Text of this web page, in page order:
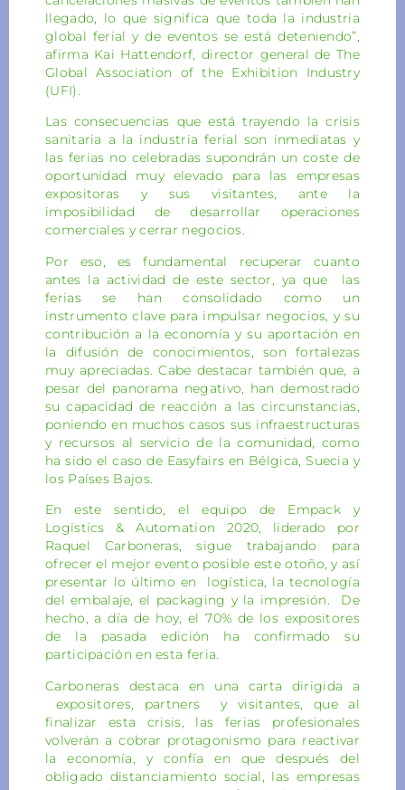
llegado, lo que significa que toda la industria
global ferial y de eventos se está deteniendo”,
afirma Kai Hattendorf, director general de The
Global Association of the Exhibition Industry
(UFI).
Las consecuencias que está trayendo la crisis
sanitaria a la industria ferial son inmediatas y
las ferias no celebradas supondrán un coste de
oportunidad muy elevado para las empresas
expositoras y sus visitantes, ante la
imposibilidad de desarrollar operaciones
comerciales y cerrar negocios.
Por eso, es fundamental recuperar cuanto
antes la actividad de este sector, ya que las
ferias se han consolidado como un
instrumento clave para impulsar negocios, y su
contribución a la economía y su aportación en
la difusión de conocimientos, son fortalezas
muy apreciadas. Cabe destacar también que, a
pesar del panorama negativo, han demostrado
su capacidad de reacción a las circunstancias,
poniendo en muchos casos sus infraestructuras
y recursos al servicio de la comunidad, como
ha sido el caso de Easyfairs en Bélgica, Suecia y
los Países Bajos.
En este sentido, el equipo de Empack y
Logistics & Automation 2020, liderado por
Raquel Carboneras, sigue trabajando para
ofrecer el mejor evento posible este otoño, y así
presentar lo último en logística, la tecnología
del embalaje, el packaging y la impresión. De
hecho, a día de hoy, el 70% de los expositores
de la pasada edición ha confirmado su
participación en esta feria.
Carboneras destaca en una carta dirigida a
expositores, partners y visitantes, que al
finalizar esta crisis, las ferias profesionales
volverán a cobrar protagonismo para reactivar
la economía, y confía en que después del
obligado distanciamiento social, las empresas